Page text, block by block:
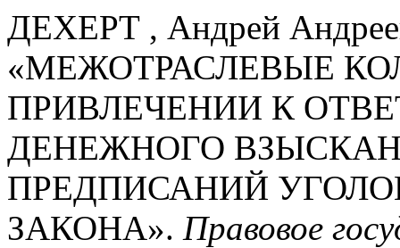
ДЕХЕРТ , Андрей
«МЕЖОТРАСЛЕВЫЕ
ПРИВЛЕЧЕНИИ К
ДЕНЕЖНОГО
ПРЕДПИСАНИЙ
ЗАКОНА». Правовое